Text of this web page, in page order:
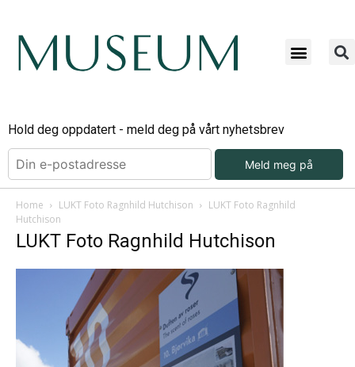
Hold deg oppdatert - meld deg på vårt nyhetsbrev
Meld meg på
Home LUKT Foto Ragnhild Hutchison
LUKT Foto Ragnhild
Hutchison
LUKT Foto Ragnhild Hutchison